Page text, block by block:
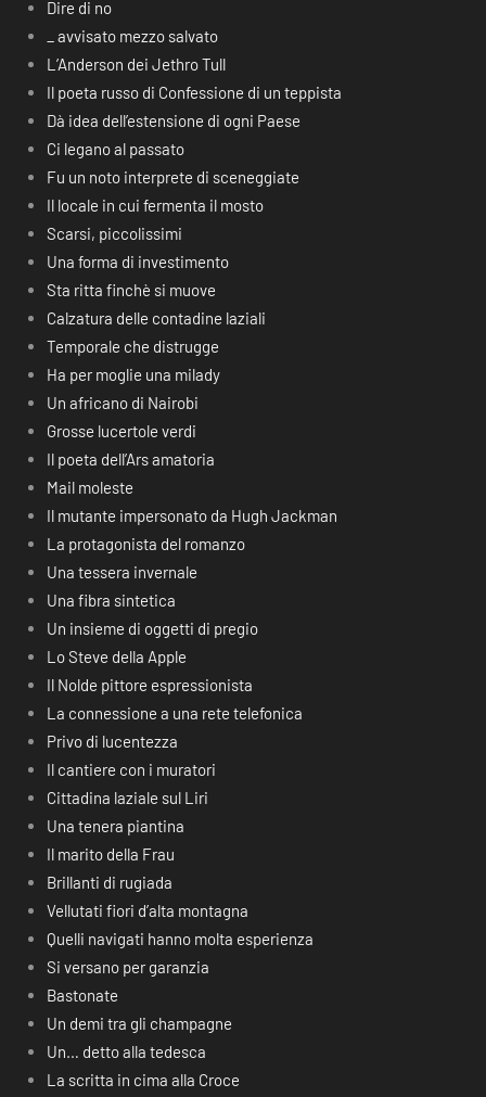
Dire di no
_ avvisato mezzo salvato
L’Anderson dei Jethro Tull
Il poeta russo di Confessione di un teppista
Dà idea dell’estensione di ogni Paese
Ci legano al passato
Fu un noto interprete di sceneggiate
Il locale in cui fermenta il mosto
Scarsi, piccolissimi
Una forma di investimento
Sta ritta finchè si muove
Calzatura delle contadine laziali
Temporale che distrugge
Ha per moglie una milady
Un africano di Nairobi
Grosse lucertole verdi
Il poeta dell’Ars amatoria
Mail moleste
Il mutante impersonato da Hugh Jackman
La protagonista del romanzo
Una tessera invernale
Una fibra sintetica
Un insieme di oggetti di pregio
Lo Steve della Apple
Il Nolde pittore espressionista
La connessione a una rete telefonica
Privo di lucentezza
Il cantiere con i muratori
Cittadina laziale sul Liri
Una tenera piantina
Il marito della Frau
Brillanti di rugiada
Vellutati fiori d’alta montagna
Quelli navigati hanno molta esperienza
Si versano per garanzia
Bastonate
Un demi tra gli champagne
Un… detto alla tedesca
La scritta in cima alla Croce